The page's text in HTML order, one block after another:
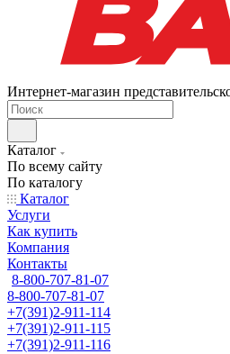
Интернет-магазин
Каталог
По всему сайту
По каталогу
Каталог
Услуги
Как купить
Компания
Контакты
8-800-707-81-07
8-800-707-81-07
+7(391)2-911-114
+7(391)2-911-115
+7(391)2-911-116